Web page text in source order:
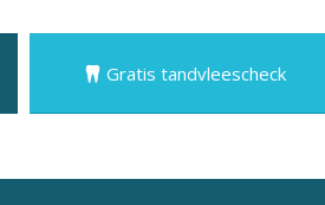
Gratis tandvleescheck